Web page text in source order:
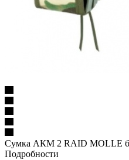
Сумка АКМ 2 RAID MOLLE
Подробности